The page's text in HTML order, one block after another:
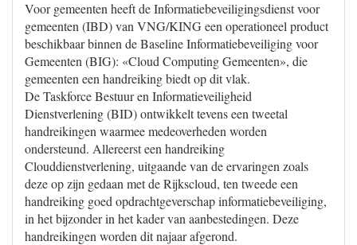
Voor gemeenten heeft de Informatiebeveiligingsdienst voor
gemeenten (IBD) van VNG/KING een operationeel product
beschikbaar binnen de Baseline Informatiebeveiliging voor
Gemeenten (BIG): «Cloud Computing Gemeenten», die
gemeenten een handreiking biedt op dit vlak.
De Taskforce Bestuur en Informatieveiligheid
Dienstverlening (BID) ontwikkelt tevens een tweetal
handreikingen waarmee medeoverheden worden
ondersteund. Allereerst een handreiking
Clouddienstverlening, uitgaande van de ervaringen zoals
deze op zijn gedaan met de Rijkscloud, ten tweede een
handreiking goed opdrachtgeverschap informatiebeveiliging,
in het bijzonder in het kader van aanbestedingen. Deze
handreikingen worden dit najaar afgerond.